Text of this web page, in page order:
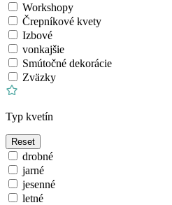
Workshopy
Črepníkové kvety
Izbové
vonkajšie
Smútočné dekorácie
Zväzky
Typ kvetín
Reset
drobné
jarné
jesenné
letné